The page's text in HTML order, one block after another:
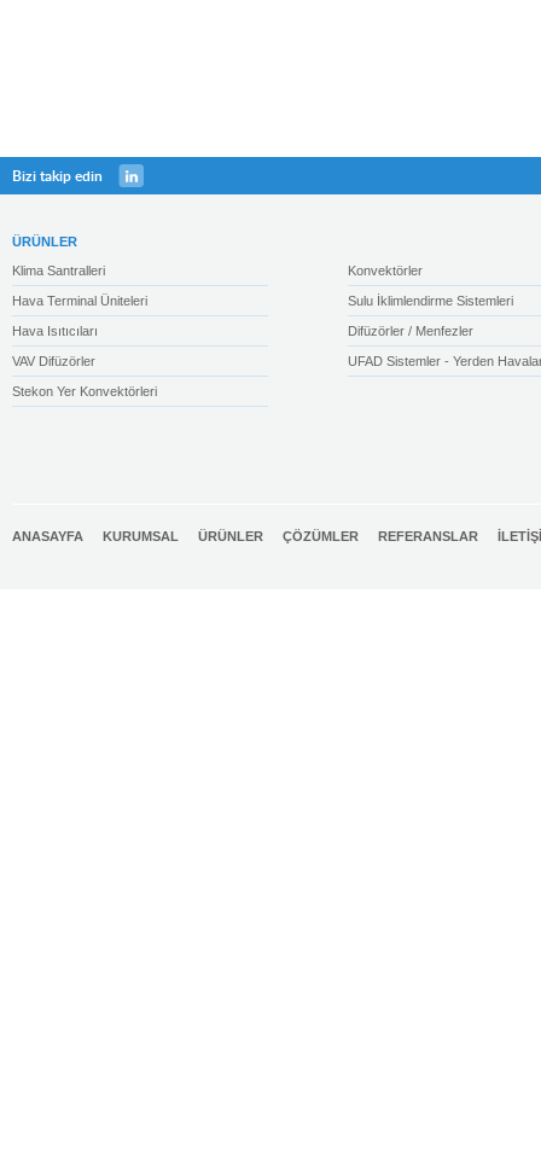
Bizi takip edin
ÜRÜNLER
Klima Santralleri
Konvektörler
Hava Terminal Üniteleri Sulu İklimlendirme Sistemleri
Hava Isıtıcıları Difüzörler / Menfezler
VAV Difüzörler UFAD Sistemler - Yerden
Stekon Yer Konvektörleri
ANASAYFA KURUMSAL ÜRÜNLER ÇÖZÜMLER REFERANSLAR